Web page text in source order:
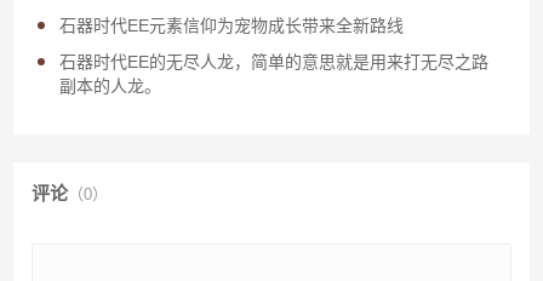
石器时代EE元素信仰为宠物成长带来全新路线
石器时代EE的无尽人龙，简单的意思就是用来打无尽之路
副本的人龙。
评论（0）